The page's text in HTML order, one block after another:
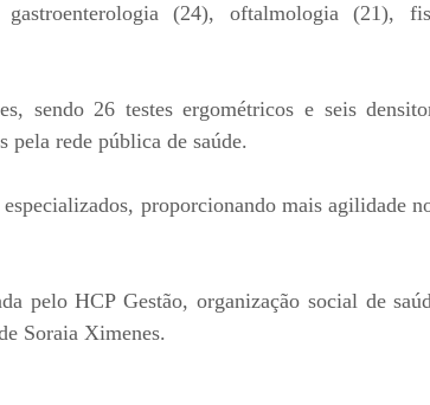
(24), oftalmologia (21),
sendo 26 testes ergométricos e seis
pela rede pública de saúde.
proporcionando mais agilidade
pelo HCP Gestão, organização social de
Soraia Ximenes.